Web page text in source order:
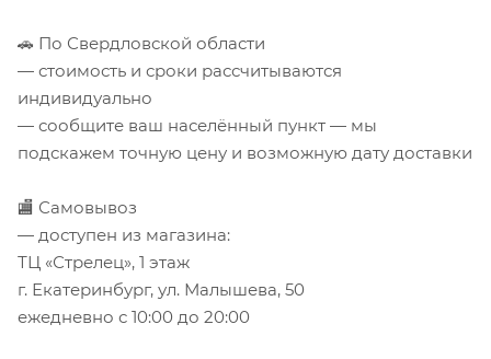
🚗 По Свердловской области
— стоимость и сроки рассчитываются
индивидуально
— сообщите ваш населённый пункт — мы
подскажем точную цену и возможную дату доставки
🏬 Самовывоз
— доступен из магазина:
ТЦ «Стрелец», 1 этаж
г. Екатеринбург, ул. Малышева, 50
ежедневно с 10:00 до 20:00